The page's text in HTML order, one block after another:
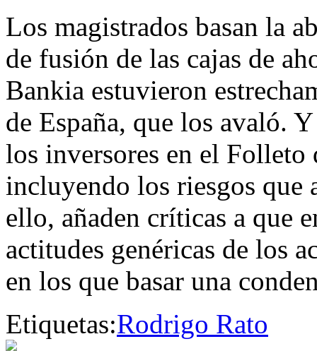
Los magistrados basan la
de fusión de las cajas de
Bankia estuvieron
de España, que los avaló.
los inversores en el Folleto
incluyendo los riesgos que
ello, añaden críticas a que
actitudes genéricas de los
en los que basar una
Etiquetas:Rodrigo Rato